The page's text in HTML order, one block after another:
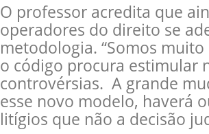
O professor acredita que
operadores do direito se
metodologia. “Somos
o código procura estimular
controvérsias. A grande
esse novo modelo, haverá
litígios que não a decisão